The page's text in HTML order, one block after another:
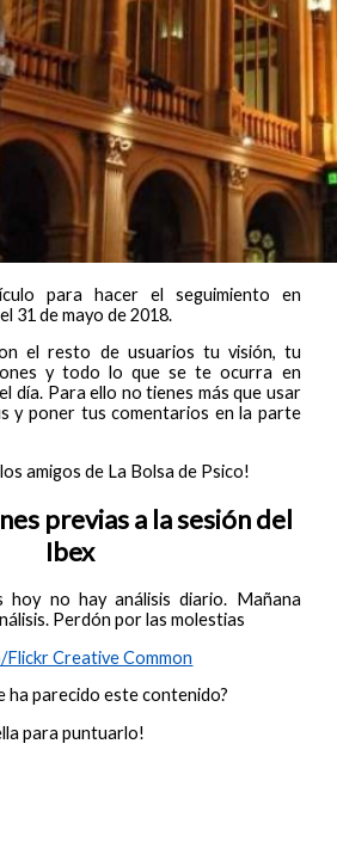
para hacer el seguimiento en
31 de mayo de 2018.
el resto de usuarios tu visión, tu
y todo lo que se te ocurra en
día. Para ello no tienes más que usar
y poner tus comentarios en la parte
amigos de La Bolsa de Psico!
previas a la sesión del
Ibex
hoy no hay análisis diario. Mañana
Perdón por las molestias
Creative Common
ha parecido este contenido?
para puntuarlo!